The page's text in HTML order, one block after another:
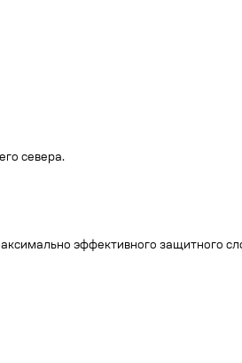
севера.
эффективного защитного